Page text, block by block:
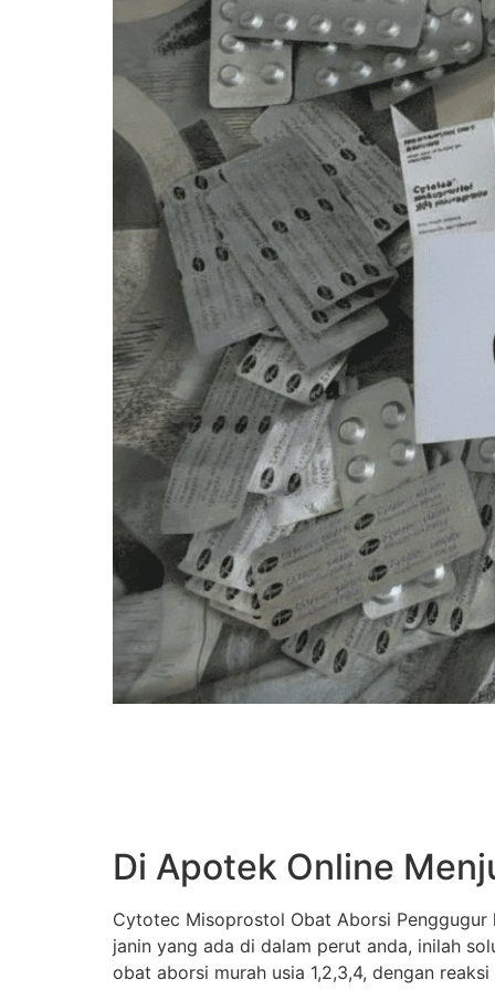
Di Apotek Online
Cytotec Misoprostol Obat Aborsi
janin yang ada di dalam perut anda, inilah
obat aborsi murah usia 1,2,3,4, dengan